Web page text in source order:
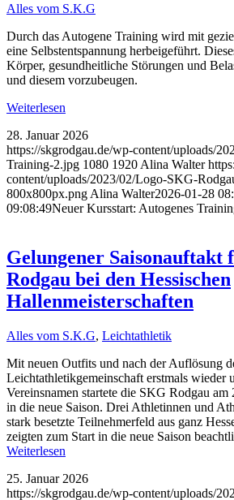
Alles vom S.K.G
Durch das Autogene Training wird mit
eine Selbstentspannung herbeigeführt.
Körper, gesundheitliche Störungen und
und diesem vorzubeugen.
Weiterlesen
28. Januar 2026
https://skgrodgau.de/wp-content/uploads/
Training-2.jpg 1080 1920 Alina Walter
content/uploads/2023/02/Logo-SKG-
800x800px.png Alina Walter2026-01-28
09:08:49Neuer Kursstart: Autogenes
Gelungener Saisonauftakt
Rodgau bei den Hessischen
Hallenmeisterschaften
Alles vom S.K.G, Leichtathletik
Mit neuen Outfits und nach der Auflösung
Leichtathletikgemeinschaft erstmals wieder
Vereinsnamen startete die SKG Rodgau am
in die neue Saison. Drei Athletinnen und
stark besetzte Teilnehmerfeld aus ganz
zeigten zum Start in die neue Saison
Weiterlesen
25. Januar 2026
https://skgrodgau.de/wp-content/uploads/